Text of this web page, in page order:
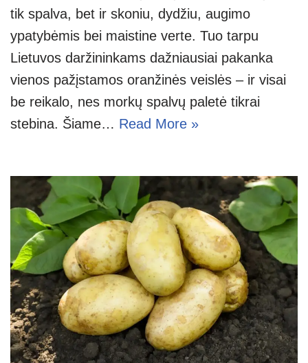
tik spalva, bet ir skoniu, dydžiu, augimo
ypatybėmis bei maistine verte. Tuo tarpu
Lietuvos daržininkams dažniausiai pakanka
vienos pažįstamos oranžinės veislės – ir visai
be reikalo, nes morkų spalvų paletė tikrai
stebina. Šiame… Read More »